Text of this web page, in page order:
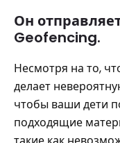
Он
Geofencing.
Несмотря на то,
делает
чтобы ваши дети
подходящие